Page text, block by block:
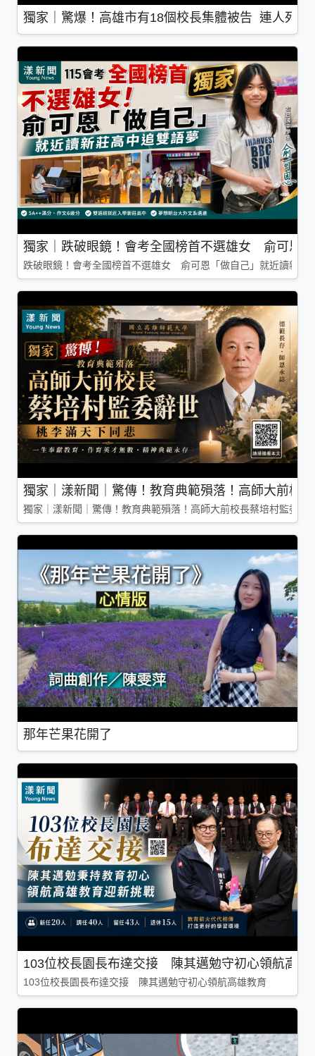
獨家｜驚爆！高雄市有18個校長集體被告 連人死了
獨家｜跌破眼鏡！會考全國榜首不選雄女 俞可恩
跌破眼鏡！會考全國榜首不選雄女 俞可恩「做自己」就近讀新莊
獨家｜漾新聞｜驚傳！教育典範殞落！高師大前校
獨家｜漾新聞｜驚傳！教育典範殞落！高師大前校長蔡培村監委
那年芒果花開了
103位校長園長布達交接 陳其邁勉守初心領航高雄
103位校長園長布達交接 陳其邁勉守初心領航高雄教育